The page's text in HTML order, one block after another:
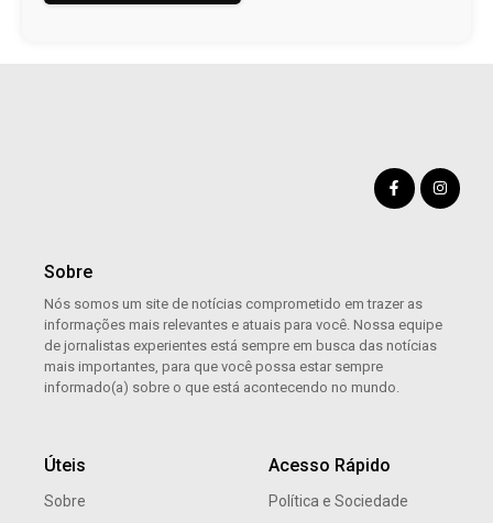
Sobre
Nós somos um site de notícias comprometido em trazer as
informações mais relevantes e atuais para você. Nossa equipe
de jornalistas experientes está sempre em busca das notícias
mais importantes, para que você possa estar sempre
informado(a) sobre o que está acontecendo no mundo.
Úteis
Sobre
Acesso Rápido
Política e Sociedade